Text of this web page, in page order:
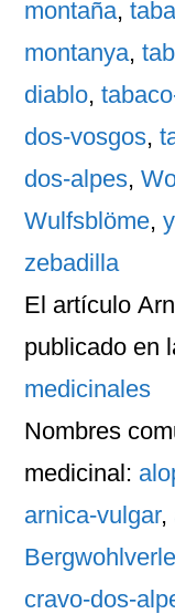
montaña,
montanya,
diablo,
dos-vosgos,
dos-alpes,
Wulfsblöme,
zebadilla
El artículo
publicado en
medicinales
Nombres
medicinal:
arnica-vulgar,
cravo-dos-